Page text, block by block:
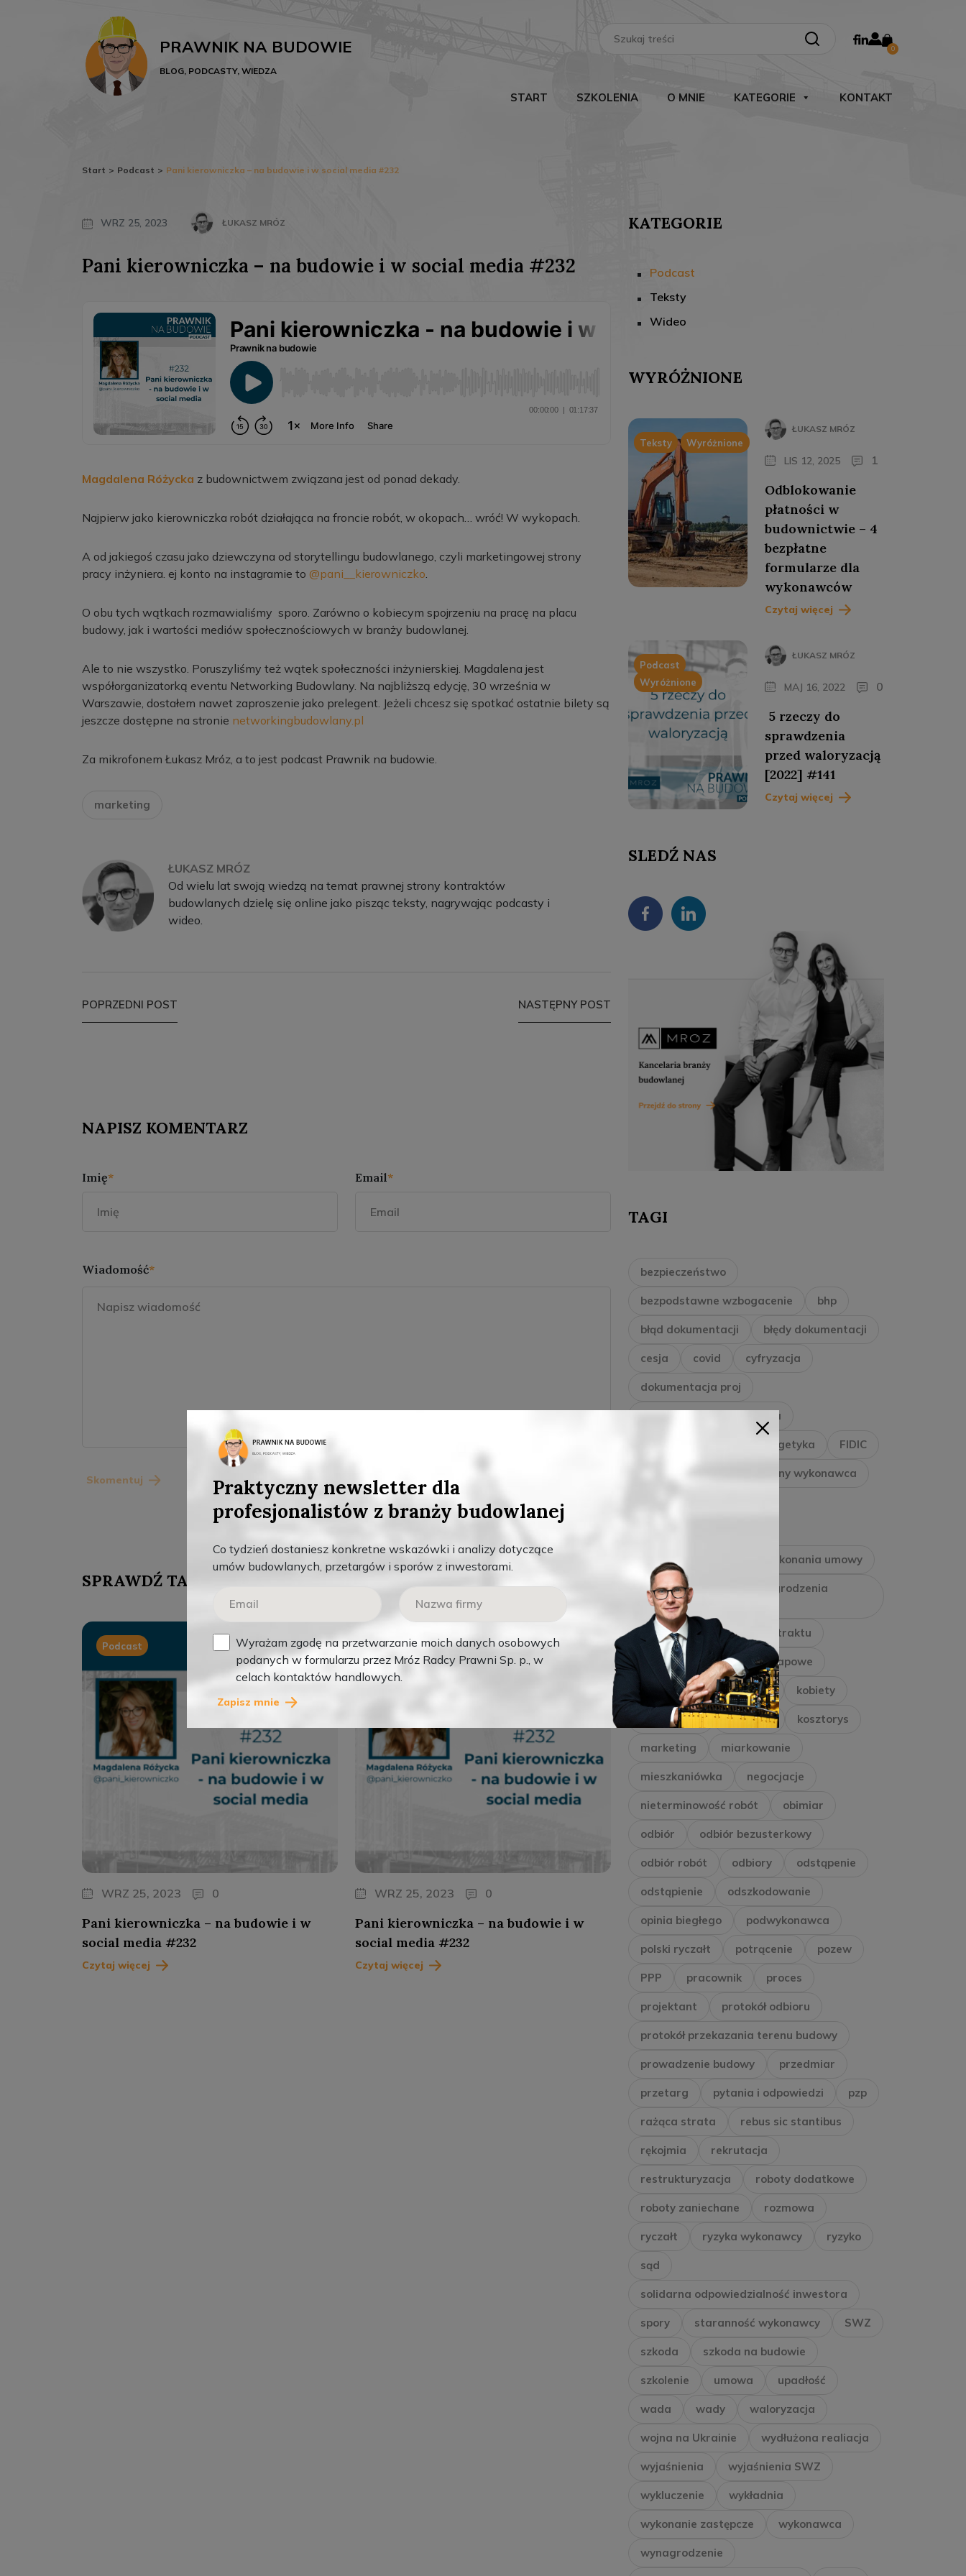
PRAWNIK NA BUDOWIE
BLOG, PODCASTY, WIEDZA
for:
0
START SZKOLENIA O MNIE KATEGORIE KONTAKT
Start > Podcast > Pani kierowniczka – na budowie i w social media #232
WRZ 25, 2023 ŁUKASZ MRÓZ
Pani kierowniczka – na budowie i w social media #232
Magdalena Różycka z budownictwem związana jest od ponad dekady.
Najpierw jako kierowniczka robót działająca na froncie robót, w okopach… wróć! W wykopach.
A od jakiegoś czasu jako dziewczyna od storytellingu budowlanego, czyli marketingowej strony
pracy inżyniera. ej konto na instagramie to @pani__kierowniczko.
O obu tych wątkach rozmawialiśmy sporo. Zarówno o kobiecym spojrzeniu na pracę na placu
budowy, jak i wartości mediów społecznościowych w branży budowlanej.
Ale to nie wszystko. Poruszyliśmy też wątek społeczności inżynierskiej. Magdalena jest
współorganizatorką eventu Networking Budowlany. Na najbliższą edycję, 30 września w
Warszawie, dostałem nawet zaproszenie jako prelegent. Jeżeli chcesz się spotkać ostatnie bilety są
jeszcze dostępne na stronie networkingbudowlany.pl
Za mikrofonem Łukasz Mróz, a to jest podcast Prawnik na budowie.
marketing
ŁUKASZ MRÓZ
Od wielu lat swoją wiedzą na temat prawnej strony kontraktów
budowlanych dzielę się online jako pisząc teksty, nagrywając podcasty i
wideo.
POPRZEDNI POST NASTĘPNY POST
NAPISZ KOMENTARZ
Imię* Email*
Wiadomość*
Skomentuj
SPRAWDŹ TAKŻE
Podcast
WRZ 25, 2023 0
Pani kierowniczka – na budowie i w
social media #232
Czytaj więcej
Podcast
WRZ 25, 2023 0
Pani kierowniczka – na budowie i w
social media #232
Czytaj więcej
KATEGORIE
Podcast
Teksty
Wideo
WYRÓŻNIONE
Teksty Wyróżnione
ŁUKASZ MRÓZ
LIS 12, 2025 1
Odblokowanie
płatności w
budownictwie – 4
bezpłatne
formularze dla
wykonawców
Czytaj więcej
Podcast
Wyróżnione
ŁUKASZ MRÓZ
MAJ 16, 2022 0
5 rzeczy do
sprawdzenia
przed waloryzacją
[2022] #141
Czytaj więcej
SLEDŹ NAS
TAGI
bezpieczeństwo
bezpodstawne wzbogacenie bhp
błąd dokumentacji błędy dokumentacji
cesja covid cyfryzacja
dokumentacja proj
dokumentacja projektowa
energetyka FIDIC
generalny wykonawca
gwarancja należytego wykonania umowy
gwarancja zapłaty wynagrodzenia
wykonawcy
inwestor Inżynier Kontraktu
kara umowna kary etapowe
kary umowne kaucja kobiety
konsorcjum kontrakt kosztorys
marketing miarkowanie
mieszkaniówka negocjacje
nieterminowość robót obimiar
odbiór odbiór bezusterkowy
odbiór robót odbiory odstąpenie
odstąpienie odszkodowanie
opinia biegłego podwykonawca
polski ryczałt potrącenie pozew
PPP pracownik proces
projektant protokół odbioru
protokół przekazania terenu budowy
prowadzenie budowy przedmiar
przetarg pytania i odpowiedzi pzp
rażąca strata rebus sic stantibus
rękojmia rekrutacja
restrukturyzacja roboty dodatkowe
roboty zaniechane rozmowa
ryczałt ryzyka wykonawcy ryzyko
sąd
solidarna odpowiedzialność inwestora
spory staranność wykonawcy SWZ
szkoda szkoda na budowie
szkolenie umowa upadłość
wada wady waloryzacja
wojna na Ukrainie wydłużona realiacja
wyjaśnienia wyjaśnienia SWZ
wykluczenie wykładnia
wykonanie zastępcze wykonawca
wynagrodzenie
Praktyczny newsletter dla
profesjonalistów z branży budowlanej
Co tydzień dostaniesz konkretne wskazówki i analizy dotyczące
umów budowlanych, przetargów i sporów z inwestorami.
Wyrażam zgodę na przetwarzanie moich danych osobowych
podanych w formularzu przez Mróz Radcy Prawni Sp. p., w
celach kontaktów handlowych.
Zapisz mnie